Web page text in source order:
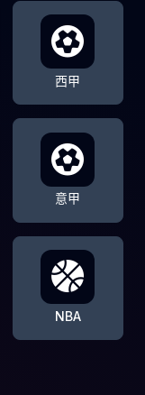
西甲
意甲
NBA